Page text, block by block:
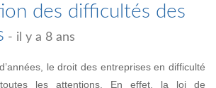
des difficultés des
- il y a 8 ans
le droit des entreprises en difficulté
les attentions. En effet, la loi de